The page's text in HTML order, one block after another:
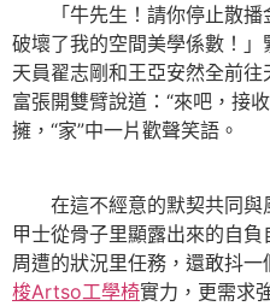
「牛先生！請你停止散播
破壞了我的空間美學係數！」
天員翟志剛和王亞安然全前往
富張開雙臂說道：“來吧，接
擁，“家”中一片歡聲笑語。
在這不經意的默契共同與
甲士從骨子里顯露出來的自
周遭的狀況里任務，還敢抖一
梭Artso工學椅實力，更需求